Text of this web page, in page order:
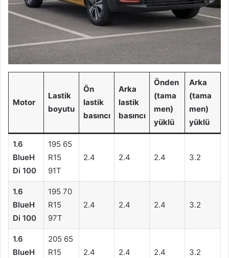
Motor
Lastik
boyutu
Ön
lastik
basıncı
Arka
lastik
basıncı
Önden
(tama
men)
yüklü
Arka
(tama
men)
yüklü
1.6
BlueH
Di 100
195 65
R15
91T
2.4 2.4 2.4 3.2
1.6
BlueH
Di 100
195 70
R15
97T
2.4 2.4 2.4 3.2
1.6
BlueH
205 65
R15
2.4 2.4 2.4 3.2